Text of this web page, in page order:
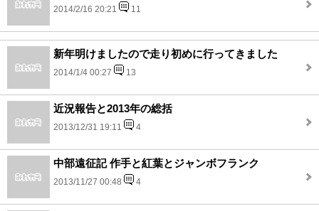
2014/2/16 20:21 11
新年明けましたので走り初めに行ってきました
2014/1/4 00:27 13
近況報告と2013年の総括
2013/12/31 19:11 4
中部遠征記 作手と紅葉とジャンボフランク
2013/11/27 00:48 4